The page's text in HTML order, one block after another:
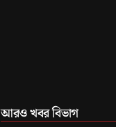
আরও খবর বিভাগ